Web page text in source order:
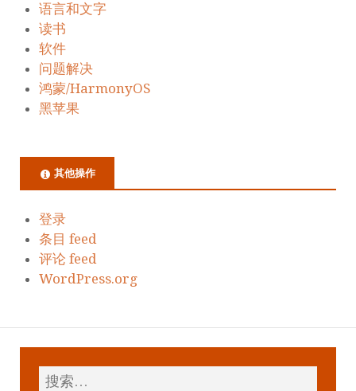
语言和文字
读书
软件
问题解决
鸿蒙/HarmonyOS
黑苹果
其他操作
登录
条目 feed
评论 feed
WordPress.org